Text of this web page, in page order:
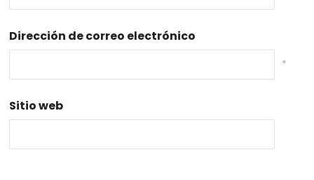
Dirección de correo electrónico
*
Sitio web